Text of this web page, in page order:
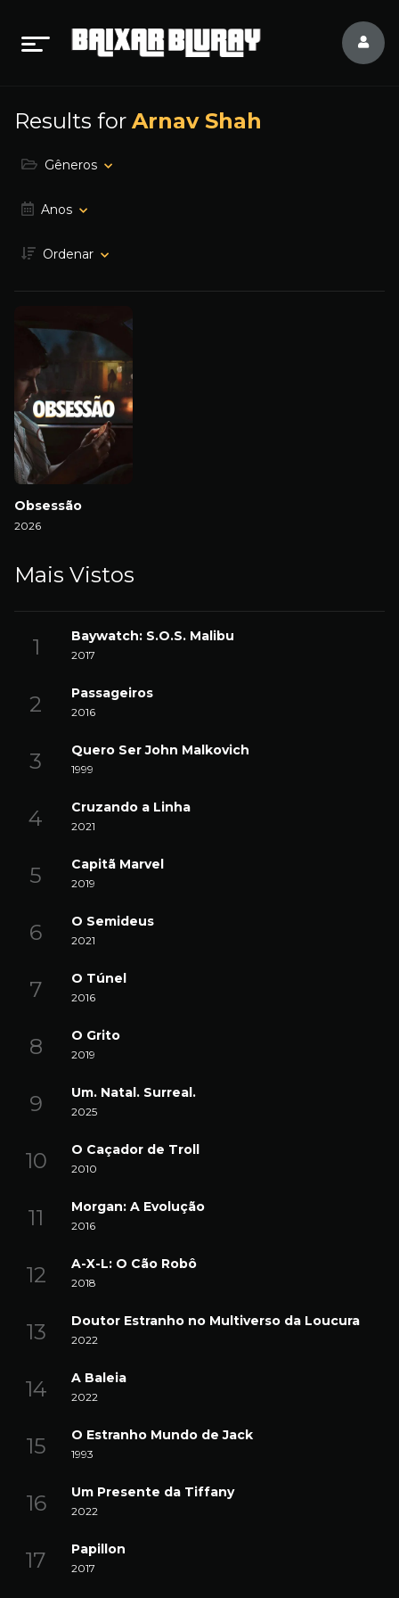
Results for Arnav Shah
Gêneros
Anos
Ordenar
Obsessão
2026
Mais Vistos
Baywatch: S.O.S. Malibu
2017
Passageiros
2016
Quero Ser John Malkovich
1999
Cruzando a Linha
2021
Capitã Marvel
2019
O Semideus
2021
O Túnel
2016
O Grito
2019
Um. Natal. Surreal.
2025
O Caçador de Troll
2010
Morgan: A Evolução
2016
A-X-L: O Cão Robô
2018
Doutor Estranho no Multiverso da Loucura
2022
A Baleia
2022
O Estranho Mundo de Jack
1993
Um Presente da Tiffany
2022
Papillon
2017